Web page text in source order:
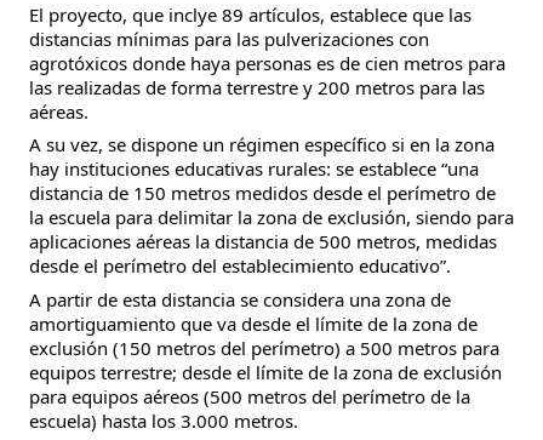
El proyecto, que inclye 89 artículos, establece que las
distancias mínimas para las pulverizaciones con
agrotóxicos donde haya personas es de cien metros para
las realizadas de forma terrestre y 200 metros para las
aéreas.
A su vez, se dispone un régimen específico si en la zona
hay instituciones educativas rurales: se establece “una
distancia de 150 metros medidos desde el perímetro de
la escuela para delimitar la zona de exclusión, siendo para
aplicaciones aéreas la distancia de 500 metros, medidas
desde el perímetro del establecimiento educativo”.
A partir de esta distancia se considera una zona de
amortiguamiento que va desde el límite de la zona de
exclusión (150 metros del perímetro) a 500 metros para
equipos terrestre; desde el límite de la zona de exclusión
para equipos aéreos (500 metros del perímetro de la
escuela) hasta los 3.000 metros.